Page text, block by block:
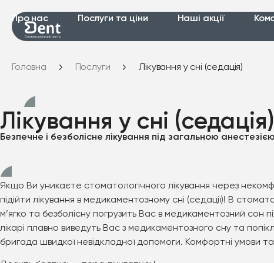
Про нас Послуги та ціни Наші акції
Головна Послуги Лікування у сні (седація)
Лікування у сні (седація)
Безпечне і безболісне лікування під загальною
Якщо Ви уникаєте стоматологічного лікування через
підійти лікування в медикаментозному сні (седації)! В
м’ягко та безболісну погрузить Вас в медикаментозний сон
лікарі плавно виведуть Вас з медикаментозного сну та
бригада швидкої невідкладної допомоги. Комфортні умови та